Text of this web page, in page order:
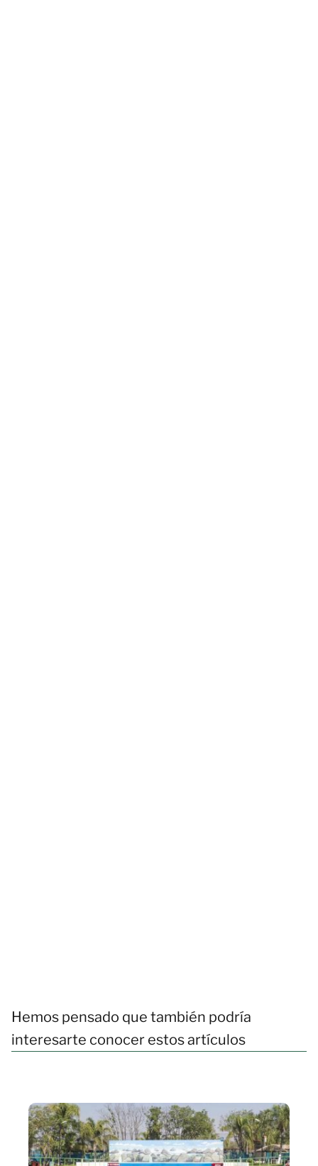
Hemos pensado que también podría
interesarte conocer estos artículos